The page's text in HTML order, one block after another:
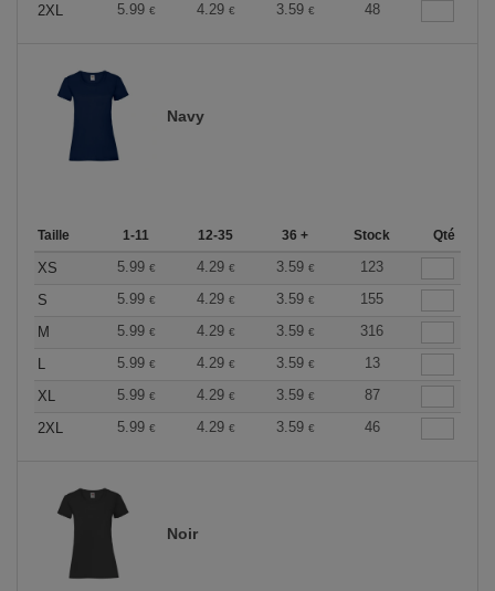
2XL
5.99 € 4.29 € 3.59 € 48
Navy
Taille 1-11 12-35 36 + Stock Qté
XS 5.99 € 4.29 € 3.59 €
123
S
5.99 € 4.29 € 3.59 €
155
M
5.99 € 4.29 € 3.59 €
316
L
5.99 € 4.29 € 3.59 €
13
XL
5.99 € 4.29 € 3.59 €
87
2XL
5.99 € 4.29 € 3.59 € 46
Noir